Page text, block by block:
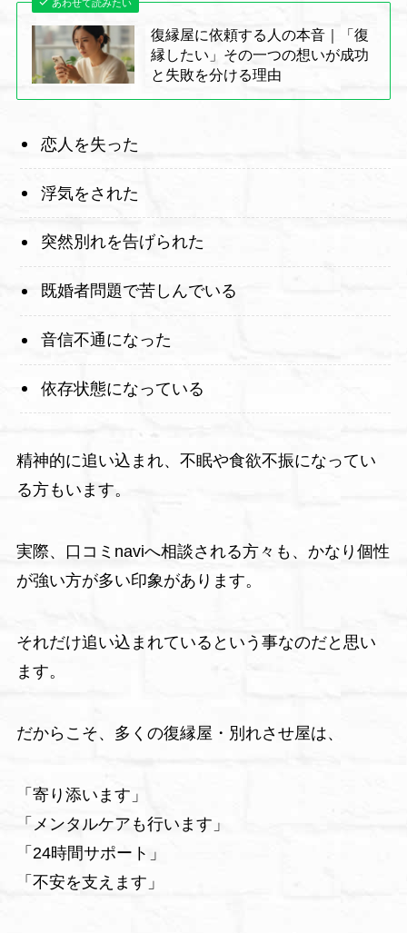
あわせて読みたい
復縁屋に依頼する人の本音｜「復
縁したい」その一つの想いが成功
と失敗を分ける理由
恋人を失った
浮気をされた
突然別れを告げられた
既婚者問題で苦しんでいる
音信不通になった
依存状態になっている
精神的に追い込まれ、不眠や食欲不振になってい
る方もいます。
実際、口コミnaviへ相談される方々も、かなり個性
が強い方が多い印象があります。
それだけ追い込まれているという事なのだと思い
ます。
だからこそ、多くの復縁屋・別れさせ屋は、
「寄り添います」
「メンタルケアも行います」
「24時間サポート」
「不安を支えます」